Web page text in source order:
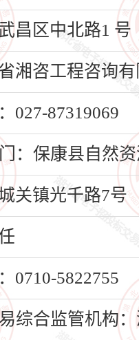
昌区中北路1 号
湘咨工程咨询
027-87319069
：保康县自然
关镇光千路7号
0710-5822755
综合监管机构